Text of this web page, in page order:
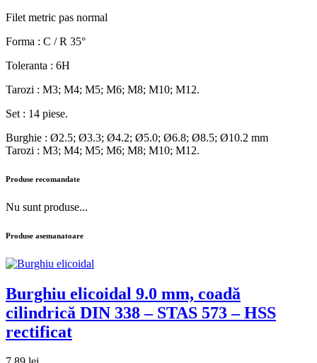
Filet metric pas normal
Forma : C / R 35°
Toleranta : 6H
Tarozi : M3; M4; M5; M6; M8; M10; M12.
Set : 14 piese.
Burghie : Ø2.5; Ø3.3; Ø4.2; Ø5.0; Ø6.8; Ø8.5; Ø10.2 mm
Tarozi : M3; M4; M5; M6; M8; M10; M12.
Produse recomandate
Nu sunt produse...
Produse asemanatoare
Burghiu elicoidal 9.0 mm, coadă
cilindrică DIN 338 – STAS 573 – HSS
rectificat